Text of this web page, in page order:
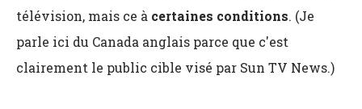
télévision, mais ce à certaines conditions. (Je
parle ici du Canada anglais parce que c'est
clairement le public cible visé par Sun TV News.)